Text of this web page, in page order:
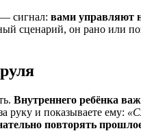
сигнал: вами управляют
сценарий, он рано или
Внутреннего ребёнка
руку и показываете ему:
повторять